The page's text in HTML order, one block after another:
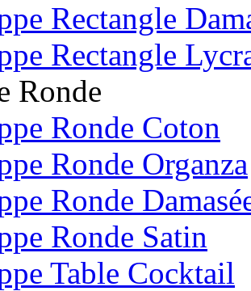
Rectangle
Rectangle
Ronde
Ronde Coton
Ronde Organza
Ronde
Ronde Satin
Table Cocktail